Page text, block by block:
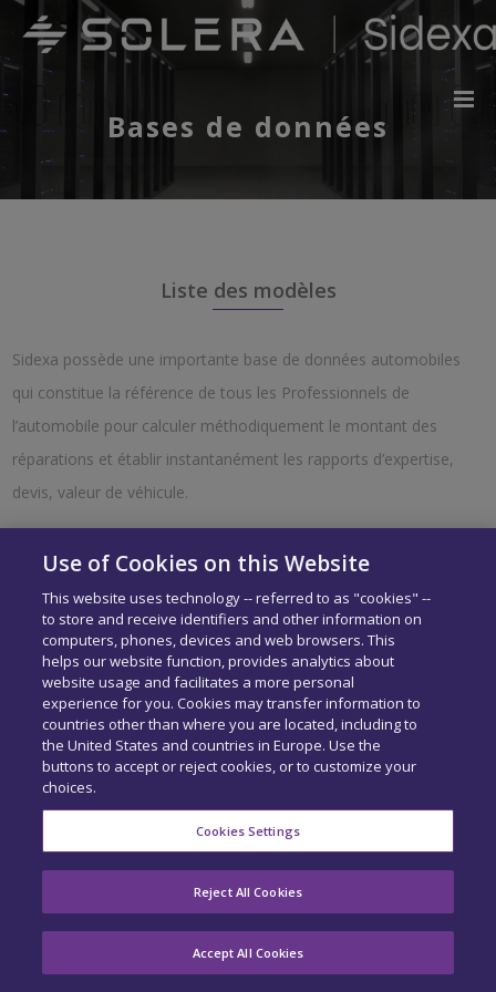
Bases de données
Liste des modèles
Sidexa possède une importante base de données automobiles
qui constitue la référence de tous les Professionnels de
l’automobile pour calculer méthodiquement le montant des
réparations et établir instantanément les rapports d’expertise,
devis, valeur de véhicule.
La base est constituée de deux types de données :
les données graphiques représentent l’ensemble des pièces,
modes de livraison et types de réparation d’un véhicule.
les données techniques comprennent les libellés, références,
prix de pièces et temps opératoires.
LÉGALES-EXERCEZ VOS DROITS-CENTRE DE CONFIDENTIALITÉ-COOKIE
Use of Cookies on this Website
This website uses technology -- referred to as "cookies" --
to store and receive identifiers and other information on
computers, phones, devices and web browsers. This
helps our website function, provides analytics about
website usage and facilitates a more personal
experience for you. Cookies may transfer information to
countries other than where you are located, including to
the United States and countries in Europe. Use the
buttons to accept or reject cookies, or to customize your
choices.
Cookies Settings
Reject All Cookies
Accept All Cookies